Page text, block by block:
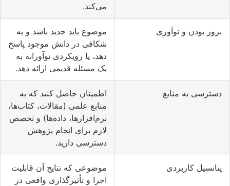
می‌کند.
بروز بودن و نوآوری
موضوع باید جدید باشد و به
شکافی در دانش موجود پاسخ
دهد، یا رویکردی نوآورانه به
یک مسئله قدیمی ارائه دهد.
دسترسی به منابع
اطمینان حاصل کنید که به
منابع علمی (مقالات، کتاب‌ها،
نرم‌افزارها، داده‌ها) و تخصص
لازم برای انجام پژوهش
دسترسی دارید.
پتانسیل کاربردی
موضوعی که نتایج آن قابلیت
اجرا و تأثیرگذاری واقعی در